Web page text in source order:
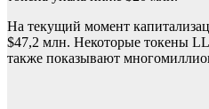
На текущий момент
$47,2 млн. Некоторые токены
также показывают